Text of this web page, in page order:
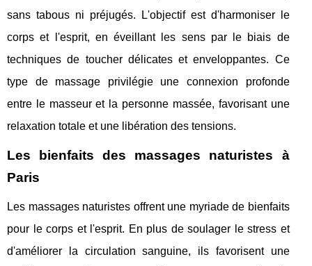
sans tabous ni préjugés. L'objectif est d'harmoniser le
corps et l'esprit, en éveillant les sens par le biais de
techniques de toucher délicates et enveloppantes. Ce
type de massage privilégie une connexion profonde
entre le masseur et la personne massée, favorisant une
relaxation totale et une libération des tensions.
Les bienfaits des massages naturistes à
Paris
Les massages naturistes offrent une myriade de bienfaits
pour le corps et l'esprit. En plus de soulager le stress et
d'améliorer la circulation sanguine, ils favorisent une